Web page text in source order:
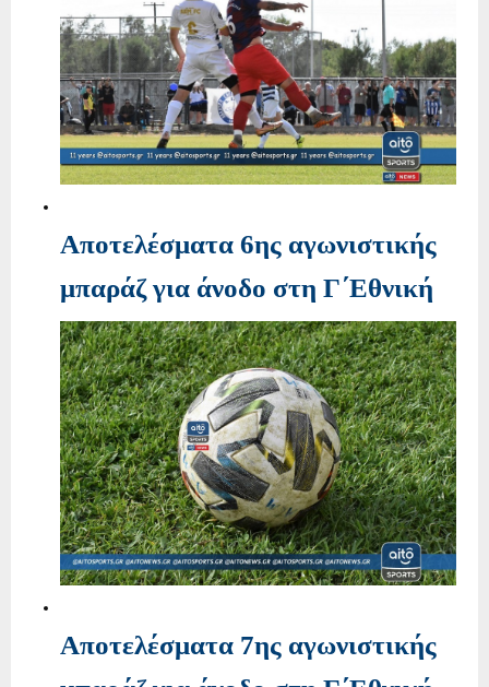
Αποτελέσματα 6ης αγωνιστικής
μπαράζ για άνοδο στη Γ΄Εθνική
Αποτελέσματα 7ης αγωνιστικής